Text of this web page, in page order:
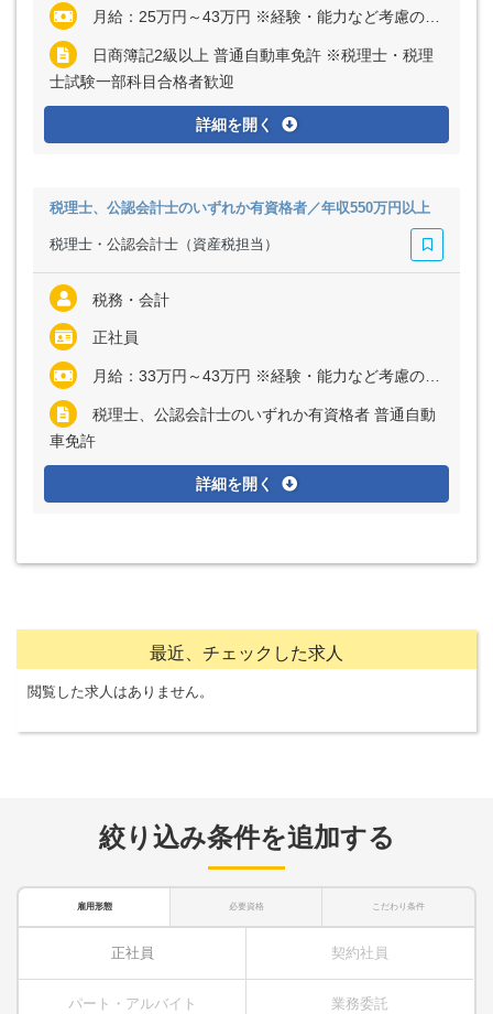
月給：25万円～43万円 ※経験・能力など考慮の上、決定いたします
日商簿記2級以上 普通自動車免許 ※税理士・税理
士試験一部科目合格者歓迎
詳細を開く
税理士、公認会計士のいずれか有資格者／年収550万円以上
税理士・公認会計士（資産税担当）
税務・会計
正社員
月給：33万円～43万円 ※経験・能力など考慮の上、決定いたします
税理士、公認会計士のいずれか有資格者 普通自動
車免許
詳細を開く
最近、チェックした求人
閲覧した求人はありません。
絞り込み条件を追加する
雇用形態 必要資格 こだわり条件
正社員 契約社員
パート・アルバイト 業務委託